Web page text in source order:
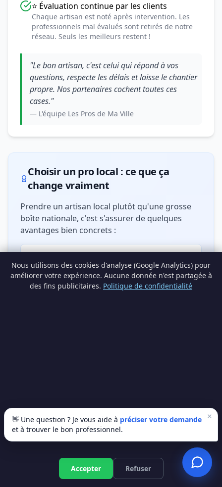
Nous utilisons des cookies d'analyse (Google Analytics) pour
améliorer votre expérience. Aucune donnée n'est partagée à
des fins publicitaires. Politique de confidentialité
Accepter Refuser
⭐ Évaluation continue par les clients
Chaque artisan est noté après intervention. Les
professionnels mal évalués sont retirés de notre
réseau. Seuls les meilleurs restent !
"Le bon artisan, c'est celui qui répond à vos
questions, respecte les délais et laisse le chantier
propre. Nos partenaires cochent toutes ces
cases."
— L'équipe Les Pros de Ma Ville
Choisir un pro local : ce que ça
change vraiment
Prendre un artisan local plutôt qu'une grosse
boîte nationale, c'est s'assurer de quelques
avantages bien concrets :
🏘️ Connaissance du bâti local
Briques, ardoises, pierres bleues… Un artisan wallon connaît
les matériaux typiques de la région et les techniques
adaptées.
💚 Soutien à l'économie locale
Choisir un artisan local, c'est soutenir l'emploi dans votre
commune et favoriser le circuit court en Wallonie.
💡 Nos artisans partenaires sont tous basés en Wallonie
et Bruxelles — aucune sous-traitance à des entreprises
Devis gratuit
×
👋 Une question ? Je vous aide à préciser votre demande
et à trouver le bon professionnel.